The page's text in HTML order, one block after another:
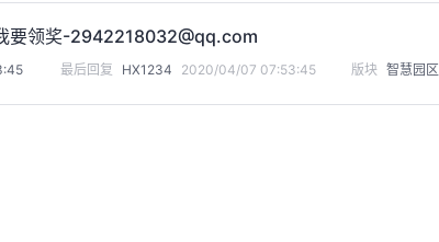
要领奖-2942218032@qq.com​
最后回复 HX1234 2020/04/07 07:53:45 版块 智慧园区